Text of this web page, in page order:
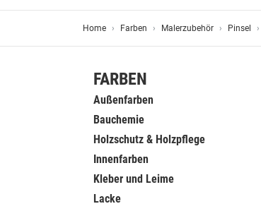
Home Farben Malerzubehör Pinsel
FARBEN
Außenfarben
Bauchemie
Holzschutz & Holzpflege
Innenfarben
Kleber und Leime
Lacke